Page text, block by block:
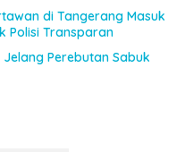
di Tangerang Masuk
Polisi Transparan
Jelang Perebutan Sabuk